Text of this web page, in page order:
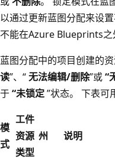
以通过更新蓝图分配来设
不能在Azure Blueprints之
蓝图分配中的项目创建的
读”、“无法编辑/删除”或“
于“未锁定”状态。 下表可
模
式
工件
资源
类型
州 说明